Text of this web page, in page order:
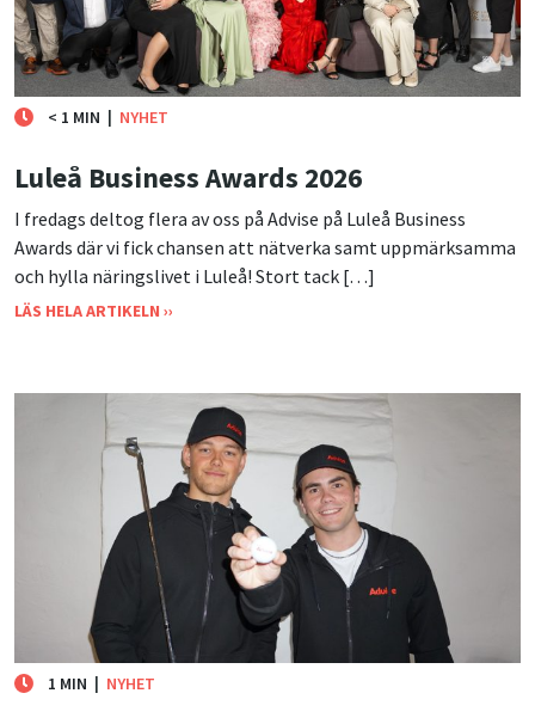
< 1 MIN | NYHET
Luleå Business Awards 2026
I fredags deltog flera av oss på Advise på Luleå Business
Awards där vi fick chansen att nätverka samt uppmärksamma
och hylla näringslivet i Luleå! Stort tack […]
LÄS HELA ARTIKELN ››
1 MIN | NYHET